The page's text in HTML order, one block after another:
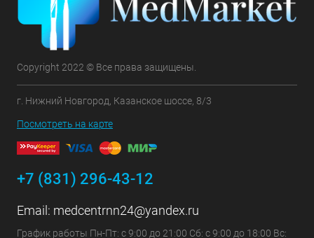
Copyright 2022 © Все права защищены.
г. Нижний Новгород, Казанское шоссе, 8/3
Посмотреть на карте
+7 (831) 296-43-12
Email: medcentrnn24@yandex.ru
График работы Пн-Пт: с 9:00 до 21:00 Сб: с 9:00 до 18:00 Вс: